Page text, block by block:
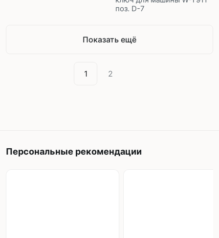
поз. D-7
Показать ещё
1 2
Персональные рекомендации